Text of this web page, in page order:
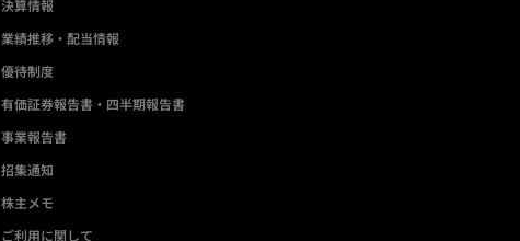
決算情報
業績推移・配当情報
優待制度
有価証券報告書・四半期報告書
事業報告書
招集通知
株主メモ
ご利用に関して